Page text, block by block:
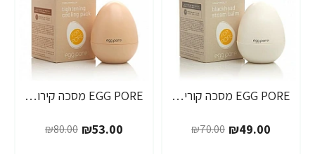
EGG PORE מסכה קוריאנית לניקוי ראשים שחורים 30 גרם - מבית Tony Moly
₪49.00
₪70.00
EGG PORE מסכה קירור לכיווץ נקבוביות 30 גרם - מבית Tony Moly
₪53.00
₪80.00